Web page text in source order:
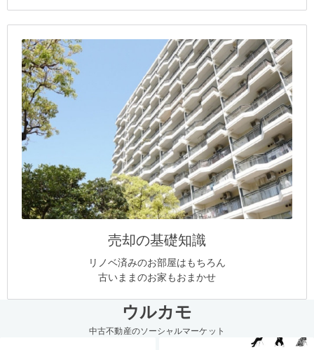
売却の基礎知識
リノベ済みのお部屋はもちろん
古いままのお家もおまかせ
ウルカモ
中古不動産のソーシャルマーケット